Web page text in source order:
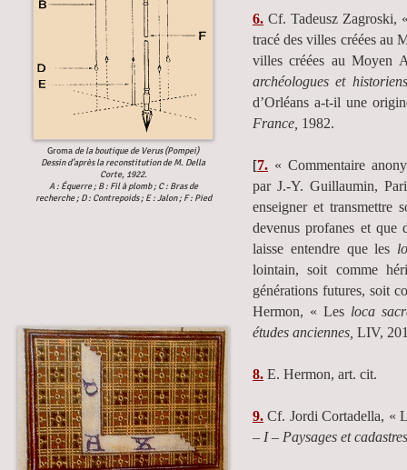
Groma de la boutique de Verus (Pompei)
Dessin d’après la reconstitution de M. Della
Corte, 1922.
A : Équerre ; B : Fil à plomb ; C : Bras de
recherche ; D : Contrepoids ; E : Jalon ; F : Pied
6. Cf. Tadeusz Zagroski,
tracé des villes créées au
villes créées au Moyen
archéologues et
d’Orléans a-t-il une
France, 1982.
[7. « Commentaire
par J.-Y. Guillaumin,
enseigner et transmettre
devenus profanes et que
laisse entendre que les
lointain, soit comme
générations futures, soit
Hermon, « Les loca
études anciennes, LIV,
8. E. Hermon, art. cit.
9. Cf. Jordi Cortadella, «
– I – Paysages et